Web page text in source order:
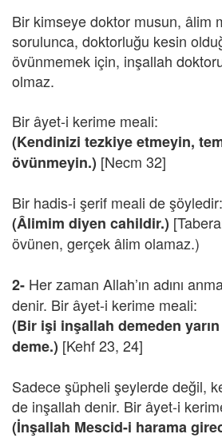
Bir kimseye doktor musun, âlim
sorulunca, doktorluğu kesin
övünmemek için, inşallah
olmaz.
Bir âyet-i kerime meali:
(Kendinizi tezkiye etmeyin,
övünmeyin.) [Necm 32]
Bir hadis-i şerif meali de şöyledir:
(Âlimim diyen cahildir.)
övünen, gerçek âlim olamaz.)
2- Her zaman Allah’ın adını
denir. Bir âyet-i kerime meali:
(Bir işi inşallah demeden yarın
deme.) [Kehf 23, 24]
Sadece şüpheli şeylerde değil,
de inşallah denir. Bir âyet-i
(İnşallah Mescid-i harama